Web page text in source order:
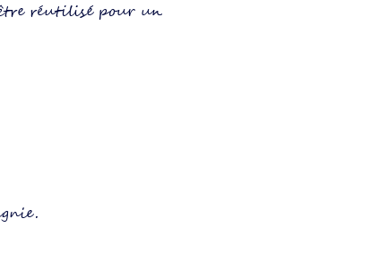
réutilisé pour un